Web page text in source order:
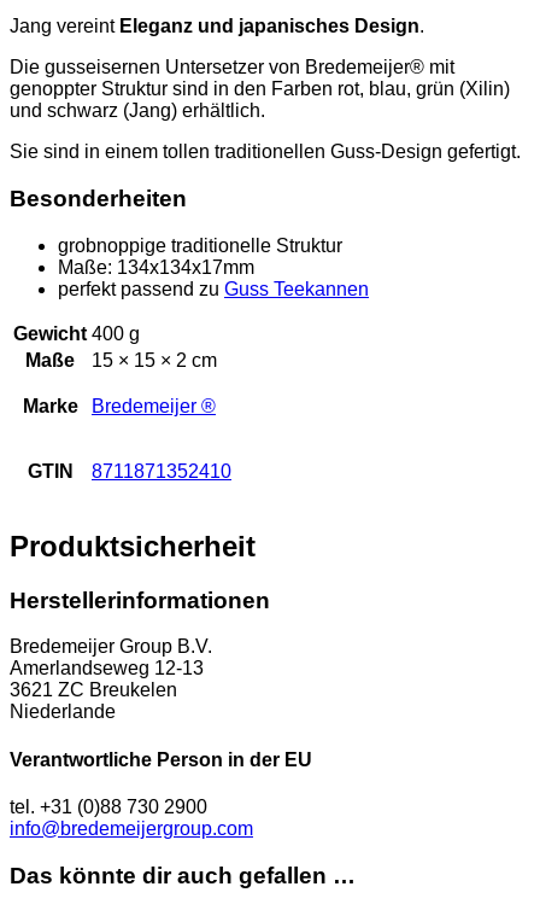
Jang vereint Eleganz und japanisches Design.
Die gusseisernen Untersetzer von Bredemeijer® mit
genoppter Struktur sind in den Farben rot, blau, grün (Xilin)
und schwarz (Jang) erhältlich.
Sie sind in einem tollen traditionellen Guss-Design gefertigt.
Besonderheiten
grobnoppige traditionelle Struktur
Maße: 134x134x17mm
perfekt passend zu Guss Teekannen
Gewicht 400 g
Maße
15 × 15 × 2 cm
Marke Bredemeijer ®
GTIN 8711871352410
Produktsicherheit
Herstellerinformationen
Bredemeijer Group B.V.
Amerlandseweg 12-13
3621 ZC Breukelen
Niederlande
Verantwortliche Person in der EU
tel. +31 (0)88 730 2900
info@bredemeijergroup.com
Das könnte dir auch gefallen …